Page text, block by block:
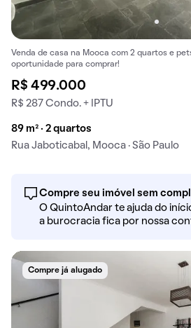
Venda de casa na Mooca com 2 quartos e
oportunidade para comprar!
R$ 499.000
R$ 287 Condo. + IPTU
89 m² · 2 quartos
Rua Jaboticabal, Mooca · São Paulo
Compre seu imóvel sem
O QuintoAndar te ajuda do
a burocracia fica por nossa
Compre já alugado